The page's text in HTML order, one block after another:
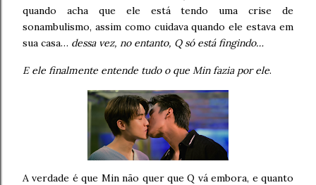
quando acha que ele está tendo uma crise de
sonambulismo, assim como cuidava quando ele estava em
sua casa… dessa vez, no entanto, Q só está fingindo…
E ele finalmente entende tudo o que Min fazia por ele.
A verdade é que Min não quer que Q vá embora, e quanto